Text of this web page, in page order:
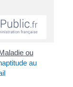
ou
au